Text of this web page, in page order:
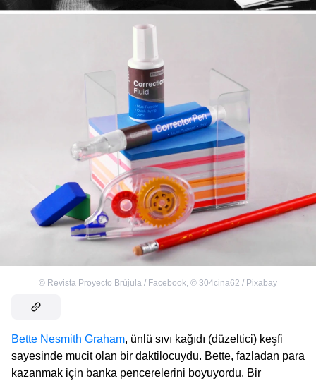
© Revista Proyecto Brújula / Facebook © 304cina62 / Pixabay
Bette Nesmith Graham, ünlü sıvı kağıdı (düzeltici) keşfi
sayesinde mucit olan bir daktilocuydu. Bette, fazladan para
kazanmak için banka pencerelerini boyuyordu. Bir